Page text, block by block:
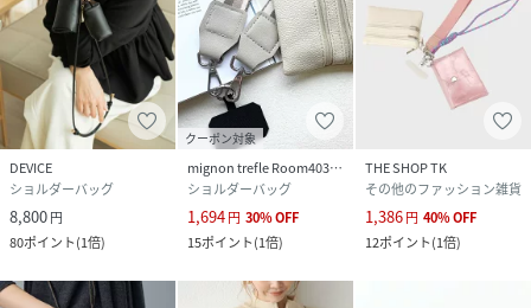
DEVICE
ショルダーバッグ
8,800円
80ポイント(1倍)
クーポン対象
mignon trefle Room403 selected
ショルダーバッグ
1,694円 30%OFF
15ポイント(1倍)
THE SHOP TK
その他のファッション雑貨
1,386円 40%OFF
12ポイント(1倍)